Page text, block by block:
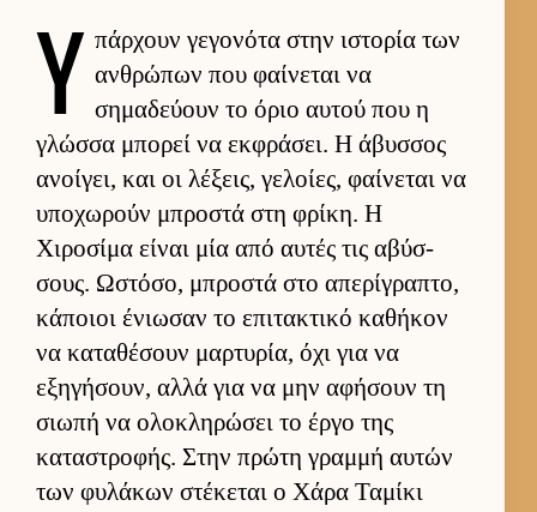
Υ πάρ­χουν γεγονότα στην ιστορία των
αν­θρώπων που φαί­νεται να
σημαδεύ­ουν το όριο αυ­τού που η
γλώσσα μπορεί να εκ­φράσει. Η άβυσ­σος
ανοί­γει, και οι λέξεις, γελοί­ες, φαί­νεται να
υποχωρούν μπροστά στη φρίκη. Η
Χιροσίμα εί­ναι μία από αυ­τές τις αβύσ­
σους. Ωστόσο, μπροστά στο απερίγραπτο,
κάποιοι ένιω­σαν το επιτακτικό καθήκον
να καταθέσουν μαρ­τυρία, όχι για να
εξηγήσουν, αλλά για να μην αφήσουν τη
σιωπή να ολοκληρώσει το έργο της
καταστροφής. Στην πρώτη γραμμή αυ­τών
των φυλάκων στέκεται ο Χάρα Ταμίκι